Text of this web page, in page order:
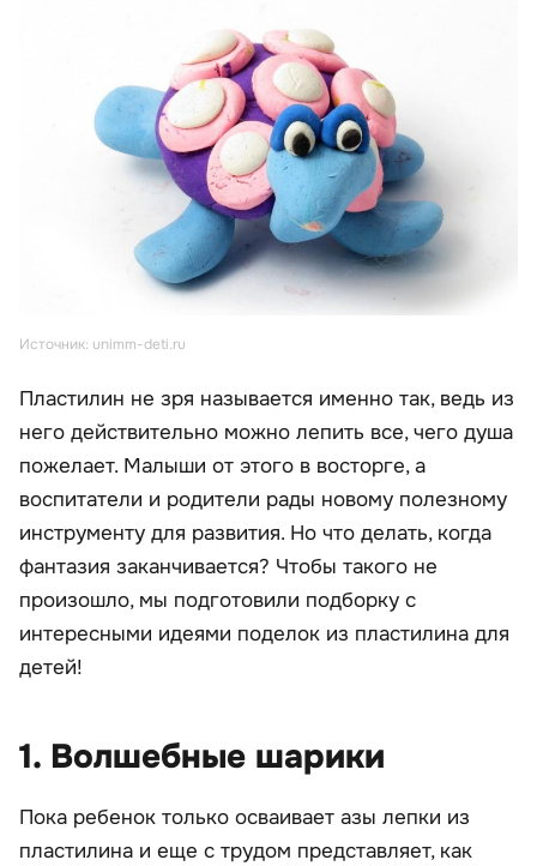
Источник: unimm-deti.ru
Пластилин не зря называется именно так, ведь из
него действительно можно лепить все, чего душа
пожелает. Малыши от этого в восторге, а
воспитатели и родители рады новому полезному
инструменту для развития. Но что делать, когда
фантазия заканчивается? Чтобы такого не
произошло, мы подготовили подборку с
интересными идеями поделок из пластилина для
детей!
1. Волшебные шарики
Пока ребенок только осваивает азы лепки из
пластилина и еще с трудом представляет, как